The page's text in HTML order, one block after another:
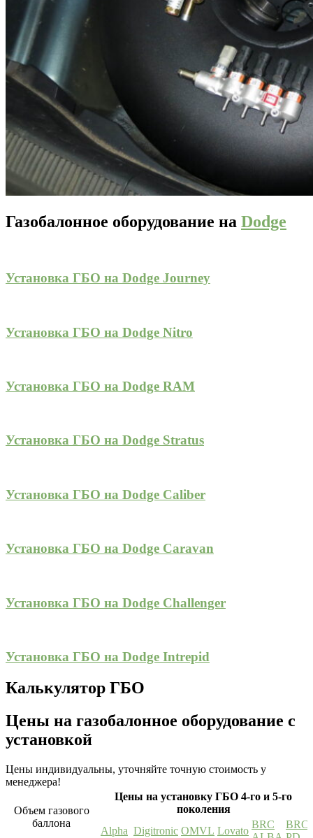
Газобалонное оборудование на Dodge
Установка ГБО на Dodge Journey
Установка ГБО на Dodge Nitro
Установка ГБО на Dodge RAM
Установка ГБО на Dodge Stratus
Установка ГБО на Dodge Caliber
Установка ГБО на Dodge Caravan
Установка ГБО на Dodge Challenger
Установка ГБО на Dodge Intrepid
Калькулятор ГБО
Цены на газобалонное оборудование с
установкой
Цены индивидуальны, уточняйте точную стоимость у
менеджера!
Объем газового
баллона
Цены на установку ГБО 4-го и 5-го
поколения
Alpha Digitronic OMVL Lovato
BRC
BRC